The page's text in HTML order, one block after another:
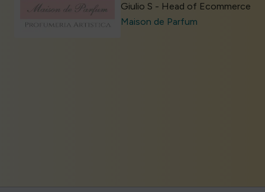
Giulio S - Head of Ecommerce
Maison de Parfum